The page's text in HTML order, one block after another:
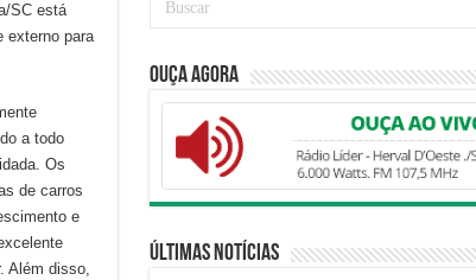
SC está
externo para
a todo
Os
de carros
e
Além disso,
Ouça Agora
Últimas Notícias